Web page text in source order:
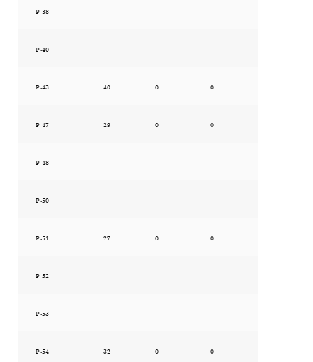
P-38
P-40
P-43 40 0 0
P-47 29 0 0
P-48
P-50
P-51 27 0 0
P-52
P-53
P-54 32 0 0